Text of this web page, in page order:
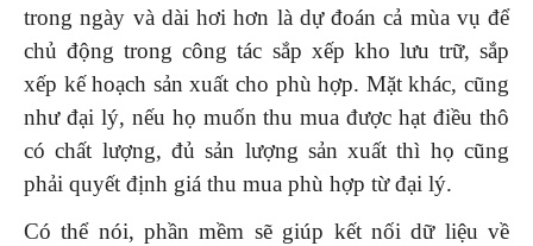
trong ngày và dài hơi hơn là dự đoán cả mùa vụ để
chủ động trong công tác sắp xếp kho lưu trữ, sắp
xếp kế hoạch sản xuất cho phù hợp. Mặt khác, cũng
như đại lý, nếu họ muốn thu mua được hạt điều thô
có chất lượng, đủ sản lượng sản xuất thì họ cũng
phải quyết định giá thu mua phù hợp từ đại lý.
Có thể nói, phần mềm sẽ giúp kết nối dữ liệu về